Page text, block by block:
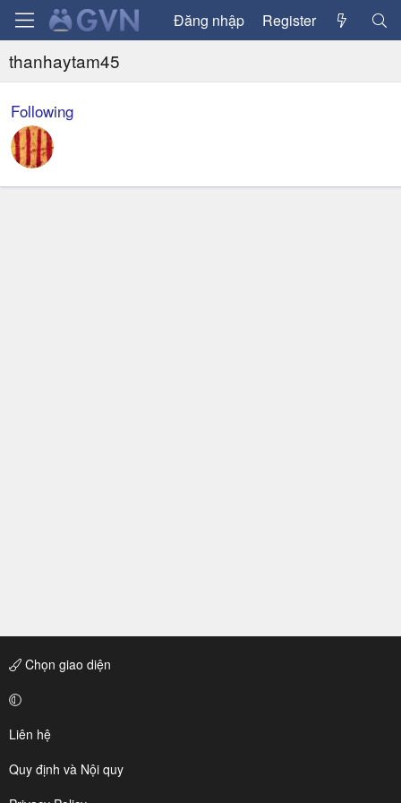
Đăng nhập Register
thanhaytam45
Following
Chọn giao diện
Liên hệ
Quy định và Nội quy